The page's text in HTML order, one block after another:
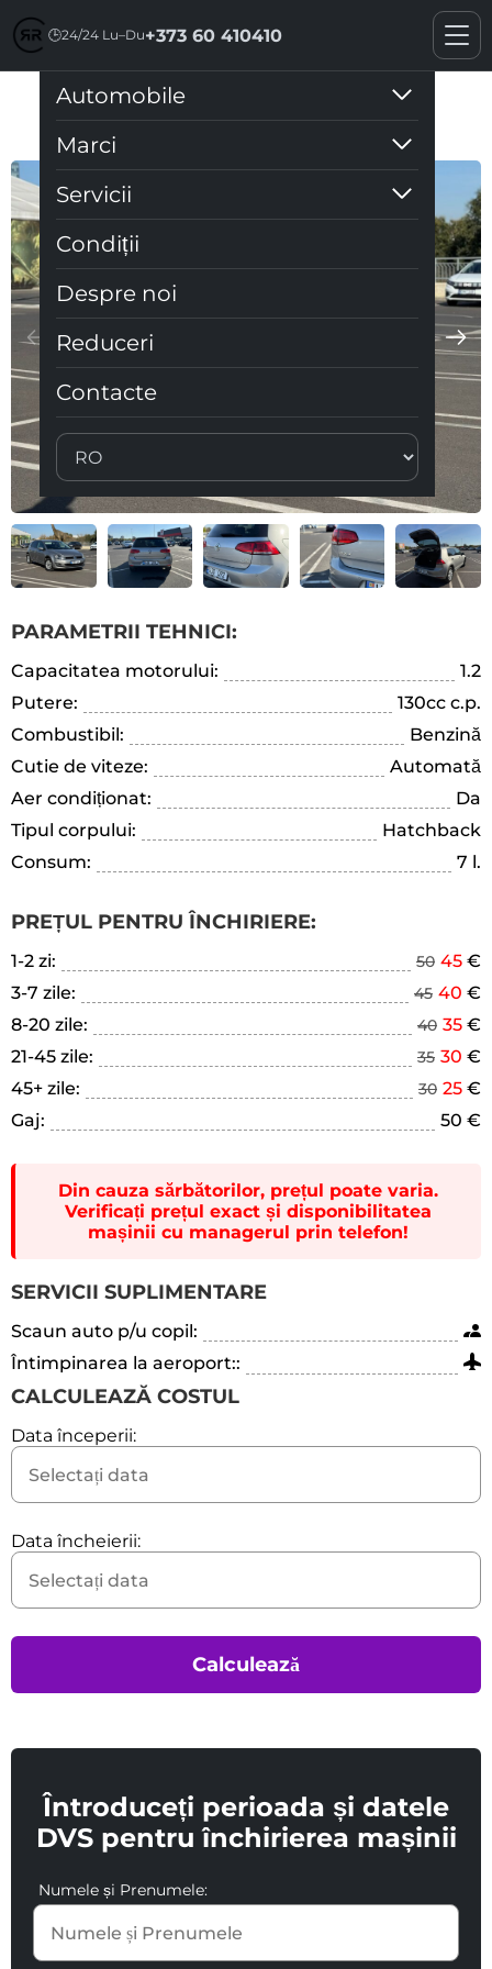
🕒24/24 Lu–Du+373 60 410410
Automobile
Marci
Servicii
Condiții
Despre noi
Reduceri
Contacte
Golf 7
PARAMETRII TEHNICI:
Capacitatea motorului:
1.2
Putere:
130cc c.p.
Combustibil:
Benzină
Cutie de viteze:
Automată
Aer condiționat:
Da
Tipul corpului:
Hatchback
Consum:
7 l.
PREȚUL PENTRU ÎNCHIRIERE:
1-2 zi: 50 45 €
3-7 zile:
45 40 €
8-20 zile:
40 35 €
21-45 zile:
35 30 €
45+ zile:
30 25 €
Gaj:
50 €
Din cauza sărbătorilor, prețul poate varia.
Verificați prețul exact și disponibilitatea
mașinii cu managerul prin telefon!
SERVICII SUPLIMENTARE
Scaun auto p/u copil:
Întimpinarea la aeroport::
CALCULEAZĂ COSTUL
Data începerii:
Data încheierii:
Calculează
Întroduceți perioada și datele
DVS pentru închirierea mașinii
Numele și Prenumele: